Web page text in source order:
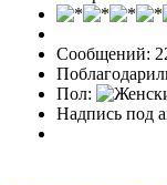
Сообщений:
Пол:
Надпись под